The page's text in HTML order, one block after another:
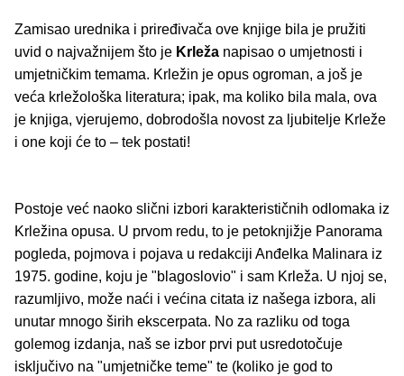
Zamisao urednika i priređivača ove knjige bila je pružiti
uvid o najvažnijem što je Krleža napisao o umjetnosti i
umjetničkim temama. Krležin je opus ogroman, a još je
veća krležološka literatura; ipak, ma koliko bila mala, ova
je knjiga, vjerujemo, dobrodošla novost za ljubitelje Krleže
i one koji će to – tek postati!
Postoje već naoko slični izbori karakterističnih odlomaka iz
Krležina opusa. U prvom redu, to je petoknjižje Panorama
pogleda, pojmova i pojava u redakciji Anđelka Malinara iz
1975. godine, koju je "blagoslovio" i sam Krleža. U njoj se,
razumljivo, može naći i većina citata iz našega izbora, ali
unutar mnogo širih ekscerpata. No za razliku od toga
golemog izdanja, naš se izbor prvi put usredotočuje
isključivo na "umjetničke teme" te (koliko je god to